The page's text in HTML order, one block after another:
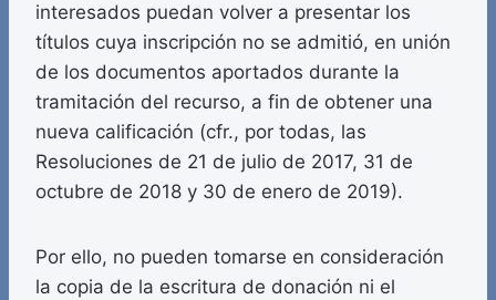
interesados puedan volver a presentar los
títulos cuya inscripción no se admitió, en unión
de los documentos aportados durante la
tramitación del recurso, a fin de obtener una
nueva calificación (cfr., por todas, las
Resoluciones de 21 de julio de 2017, 31 de
octubre de 2018 y 30 de enero de 2019).
Por ello, no pueden tomarse en consideración
la copia de la escritura de donación ni el